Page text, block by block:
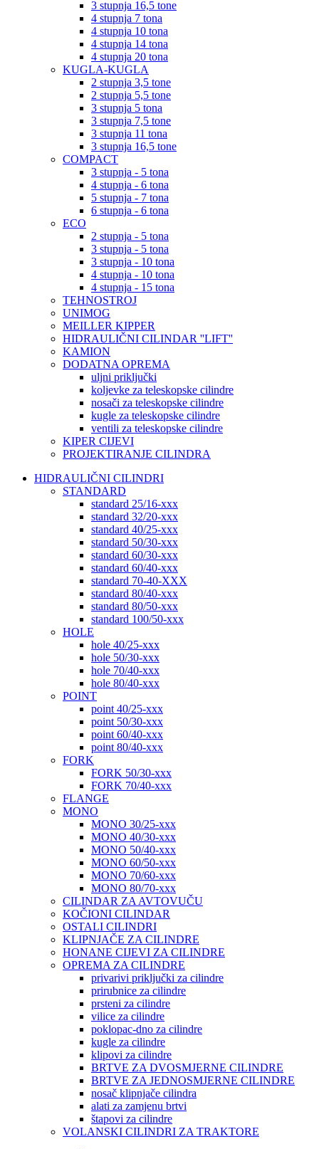
3 stupnja 16,5 tone
4 stupnja 7 tona
4 stupnja 10 tona
4 stupnja 14 tona
4 stupnja 20 tona
KUGLA-KUGLA
2 stupnja 3,5 tone
2 stupnja 5,5 tone
3 stupnja 5 tona
3 stupnja 7,5 tone
3 stupnja 11 tona
3 stupnja 16,5 tone
COMPACT
3 stupnja - 5 tona
4 stupnja - 6 tona
5 stupnja - 7 tona
6 stupnja - 6 tona
ECO
2 stupnja - 5 tona
3 stupnja - 5 tona
3 stupnja - 10 tona
4 stupnja - 10 tona
4 stupnja - 15 tona
TEHNOSTROJ
UNIMOG
MEILLER KIPPER
HIDRAULIČNI CILINDAR ''LIFT''
KAMION
DODATNA OPREMA
uljni priključki
koljevke za teleskopske cilindre
nosači za teleskopske cilindre
kugle za teleskopske cilindre
ventili za teleskopske cilindre
KIPER CIJEVI
PROJEKTIRANJE CILINDRA
HIDRAULIČNI CILINDRI
STANDARD
standard 25/16-xxx
standard 32/20-xxx
standard 40/25-xxx
standard 50/30-xxx
standard 60/30-xxx
standard 60/40-xxx
standard 70-40-XXX
standard 80/40-xxx
standard 80/50-xxx
standard 100/50-xxx
HOLE
hole 40/25-xxx
hole 50/30-xxx
hole 70/40-xxx
hole 80/40-xxx
POINT
point 40/25-xxx
point 50/30-xxx
point 60/40-xxx
point 80/40-xxx
FORK
FORK 50/30-xxx
FORK 70/40-xxx
FLANGE
MONO
MONO 30/25-xxx
MONO 40/30-xxx
MONO 50/40-xxx
MONO 60/50-xxx
MONO 70/60-xxx
MONO 80/70-xxx
CILINDAR ZA AVTOVUČU
KOČIONI CILINDAR
OSTALI CILINDRI
KLIPNJAČE ZA CILINDRE
HONANE CIJEVI ZA CILINDRE
OPREMA ZA CILINDRE
privarivi priključki za cilindre
prirubnice za cilindre
prsteni za cilindre
vilice za cilindre
poklopac-dno za cilindre
kugle za cilindre
klipovi za cilindre
BRTVE ZA DVOSMJERNE CILINDRE
BRTVE ZA JEDNOSMJERNE CILINDRE
nosač klipnjače cilindra
alati za zamjenu brtvi
štapovi za cilindre
VOLANSKI CILINDRI ZA TRAKTORE